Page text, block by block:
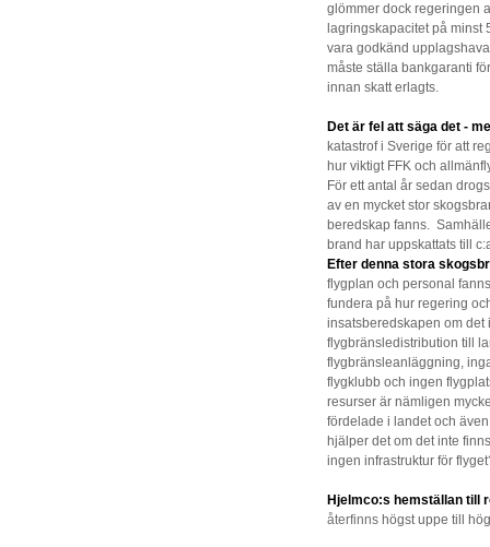
glömmer dock regeringen
lagringskapacitet på minst
vara godkänd
måste ställa bankgaranti
innan skatt erlagts.
Det är fel att säga det -
katastrof i Sverige för att
hur viktigt FFK och
För ett antal år sedan
av en mycket stor
beredskap fanns.
brand har uppskattats till
Efter denna stora
flygplan och personal
fundera på hur regering
insatsberedskapen om det
flygbränsledistribution till
flygbränsleanläggning,
flygklubb och ingen
resurser är nämligen
fördelade i landet och
hjälper det om det inte
ingen infrastruktur för
Hjelmco:s hemställan till
återfinns högst uppe till